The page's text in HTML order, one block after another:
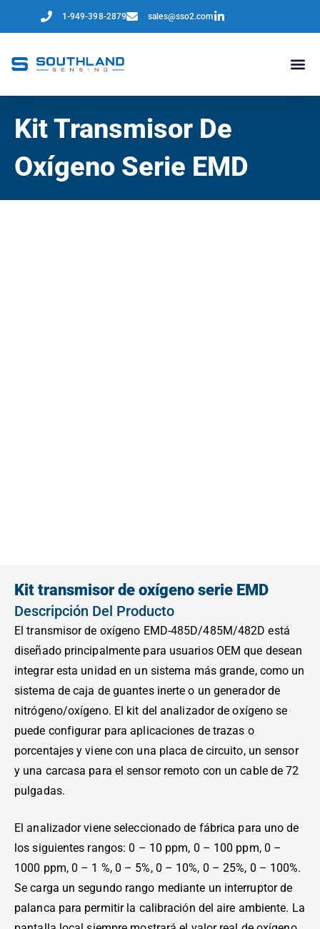
1-949-398-2879 sales@sso2.com
Kit Transmisor De
Oxígeno Serie EMD
Kit transmisor de oxígeno serie EMD
Descripción Del Producto
El transmisor de oxígeno EMD-485D/485M/482D está
diseñado principalmente para usuarios OEM que desean
integrar esta unidad en un sistema más grande, como un
sistema de caja de guantes inerte o un generador de
nitrógeno/oxígeno. El kit del analizador de oxígeno se
puede configurar para aplicaciones de trazas o
porcentajes y viene con una placa de circuito, un sensor
y una carcasa para el sensor remoto con un cable de 72
pulgadas.
El analizador viene seleccionado de fábrica para uno de
los siguientes rangos: 0 – 10 ppm, 0 – 100 ppm, 0 –
1000 ppm, 0 – 1 %, 0 – 5%, 0 – 10%, 0 – 25%, 0 – 100%.
Se carga un segundo rango mediante un interruptor de
palanca para permitir la calibración del aire ambiente. La